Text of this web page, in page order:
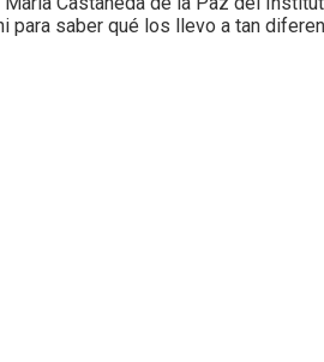
para saber qué los llevo a tan